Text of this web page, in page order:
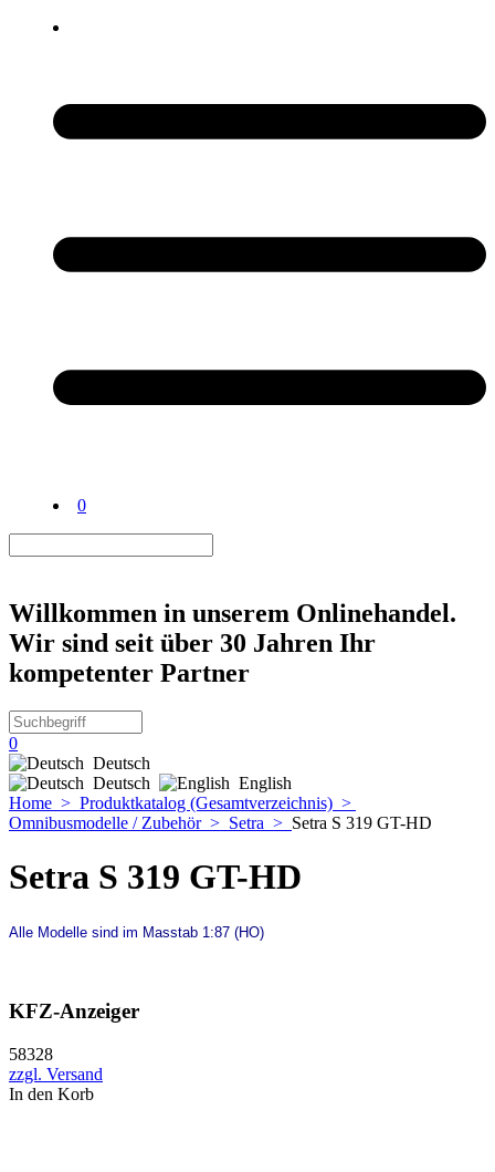
0
Willkommen in unserem Onlinehandel.
Wir sind seit über 30 Jahren Ihr
kompetenter Partner
0
Deutsch
Deutsch
English
Home > Produktkatalog (Gesamtverzeichnis) >
Omnibusmodelle / Zubehör> Setra > Setra S 319 GT-HD
Setra S 319 GT-HD
Alle Modelle sind im Masstab 1:87 (HO)
KFZ-Anzeiger
58328
zzgl. Versand
In den Korb